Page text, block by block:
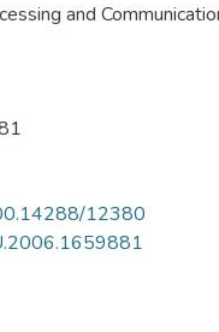
and
12380